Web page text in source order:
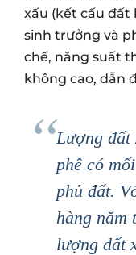
xấu (kết cấu đất
sinh trưởng và
chế, năng suất
không cao, dẫn
Lượng đất
phê có
phủ đất.
hàng năm
lượng đất